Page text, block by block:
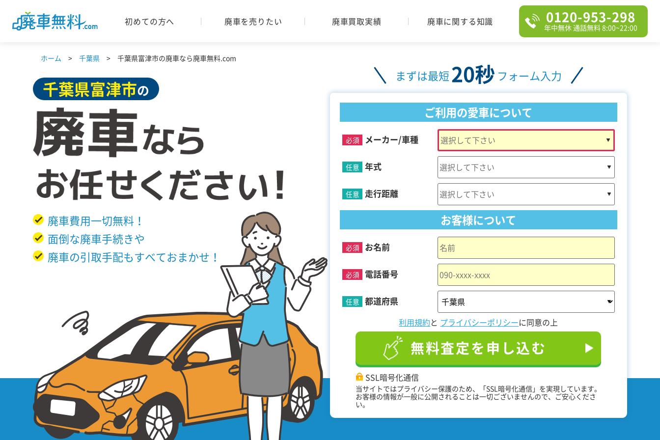
初めての方へ 廃車を売りたい 廃車買取実績 廃車に関する知識 0120-953-298
年中無休 通話無料 8:00~22:00
ホーム 千葉県 千葉県富津市の廃車なら廃車無料.com
千葉県富津市の
廃車費用一切無料！
面倒な廃車手続きや
廃車の引取手配もすべておまかせ！
まずは最短20秒 フォーム入力
ご利用の愛車について
メーカー/車種
必須
年式
任意
走行距離
任意
お客様について
お名前
必須
電話番号
必須
都道府県
任意
利用規約と プライバシーポリシーに同意の上
無料査定を申し込む
SSL暗号化通信
当サイトではプライバシー保護のため、「SSL暗号化通信」を実現しています。
お客様の情報が一般に公開されることは一切ございませんので、ご安心くださ
い。